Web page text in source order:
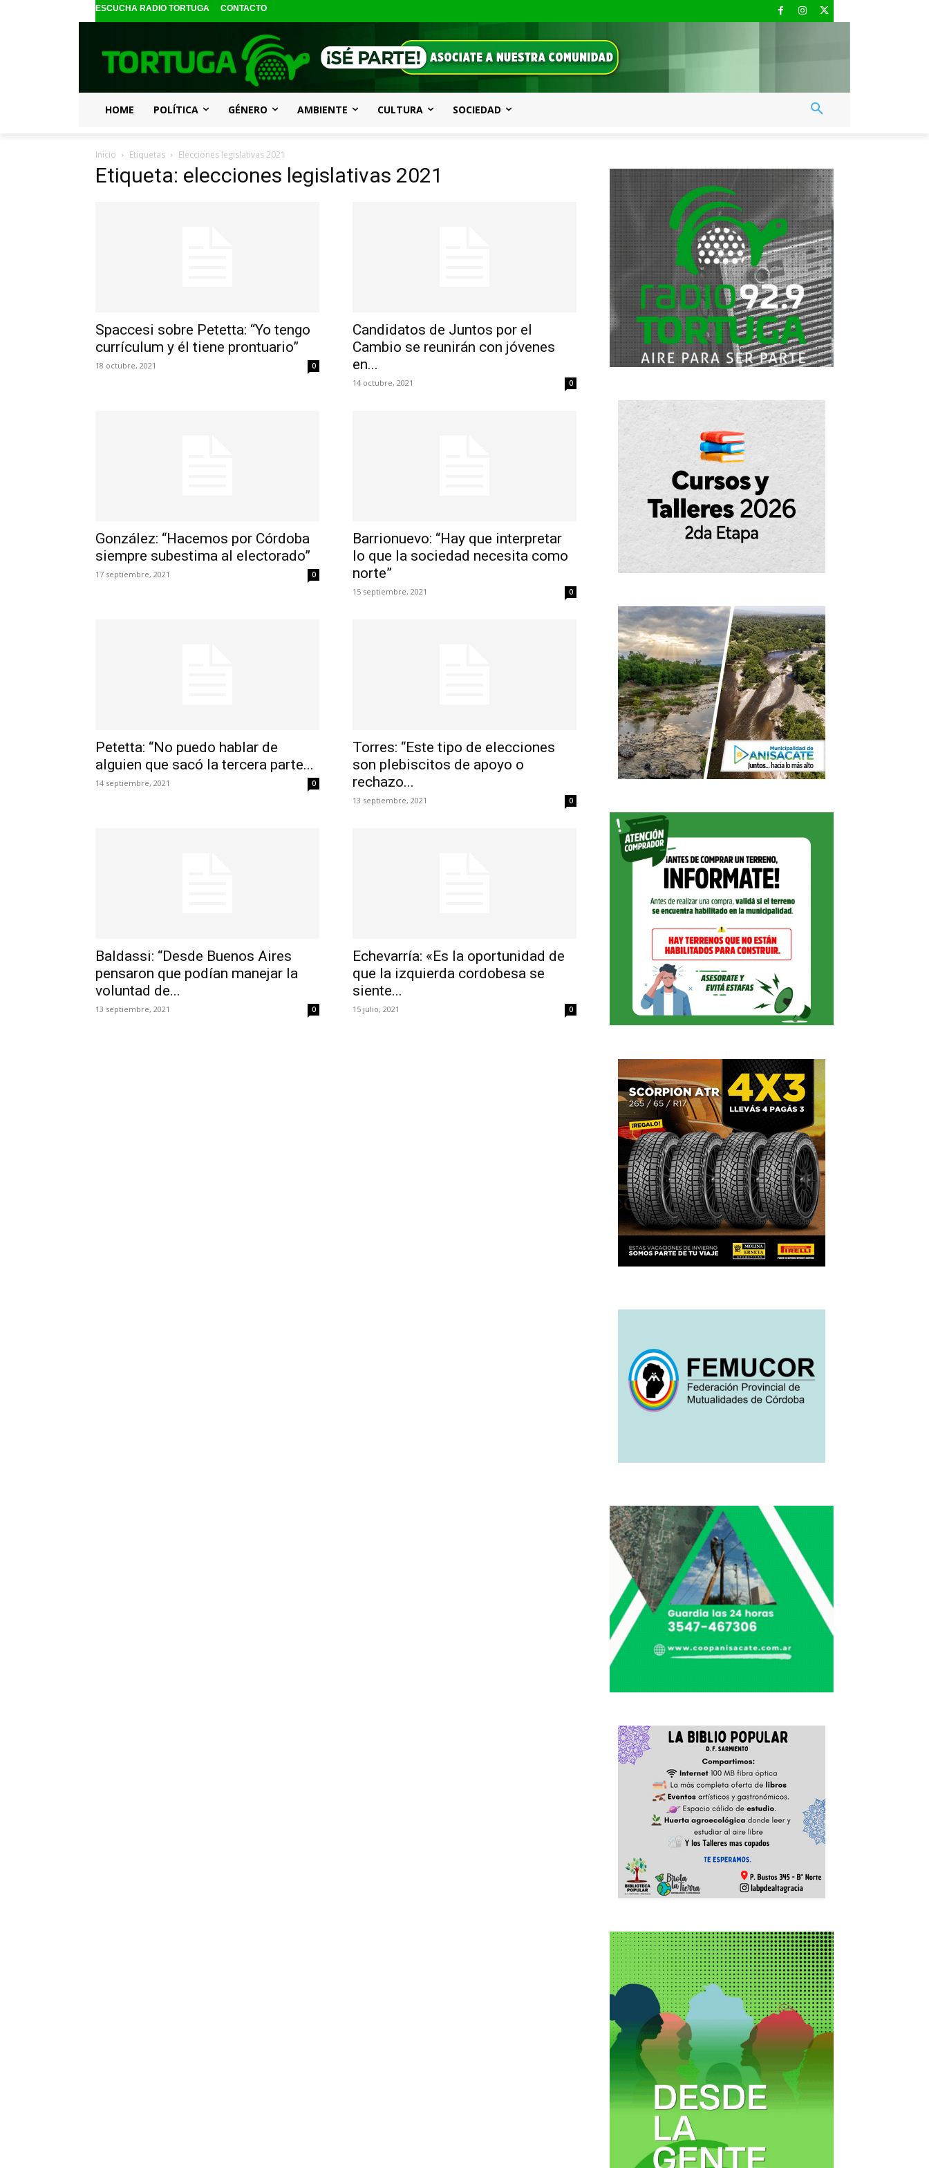
ESCUCHA RADIO TORTUGA CONTACTO
HOME POLÍTICA GÉNERO AMBIENTE CULTURA SOCIEDAD
Inicio Etiquetas Elecciones legislativas 2021
Etiqueta: elecciones legislativas 2021
Spaccesi sobre Petetta: “Yo tengo
currículum y él tiene prontuario”
18 octubre, 2021 0
Candidatos de Juntos por el
Cambio se reunirán con jóvenes
en...
14 octubre, 2021 0
González: “Hacemos por Córdoba
siempre subestima al electorado”
17 septiembre, 2021 0
Barrionuevo: “Hay que interpretar
lo que la sociedad necesita como
norte”
15 septiembre, 2021 0
Petetta: “No puedo hablar de
alguien que sacó la tercera parte...
14 septiembre, 2021 0
Torres: “Este tipo de elecciones
son plebiscitos de apoyo o
rechazo...
13 septiembre, 2021 0
Baldassi: “Desde Buenos Aires
pensaron que podían manejar la
voluntad de...
13 septiembre, 2021 0
Echevarría: «Es la oportunidad de
que la izquierda cordobesa se
siente...
15 julio, 2021 0